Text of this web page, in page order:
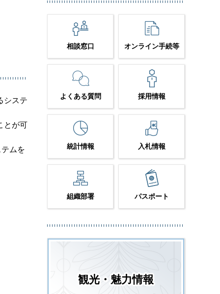
システ
とが可
ムを
相談窓口 オンライン手続等
よくある質問 採用情報
統計情報 入札情報
組織部署 パスポート
観光・魅力情報